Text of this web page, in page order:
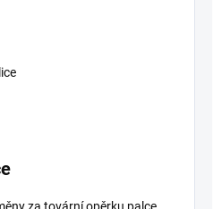
za tovární opěrku palce